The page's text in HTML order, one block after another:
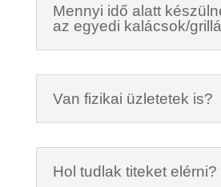
Mennyi idő alatt
az egyedi kalácsok/
Van fizikai üzletetek is?
Hol tudlak titeket elérni?